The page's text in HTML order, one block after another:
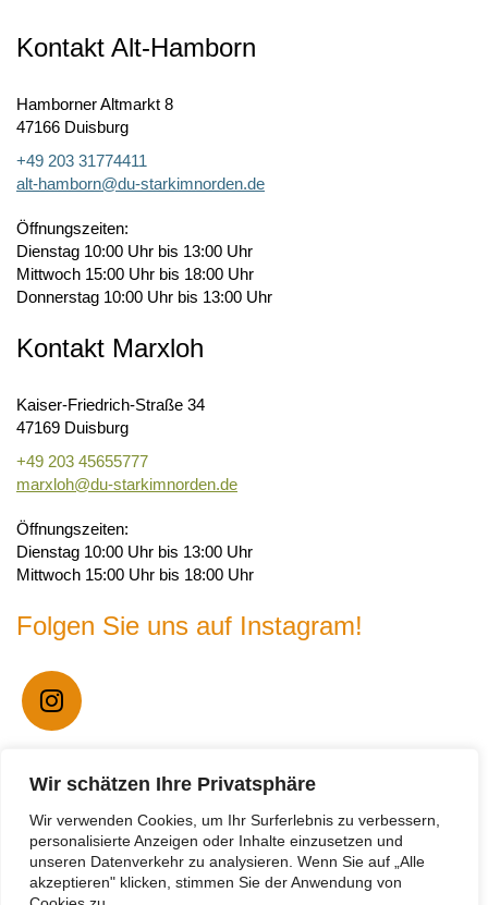
Wir schätzen Ihre Privatsphäre
Wir verwenden Cookies, um Ihr Surferlebnis zu verbessern,
personalisierte Anzeigen oder Inhalte einzusetzen und
unseren Datenverkehr zu analysieren. Wenn Sie auf „Alle
akzeptieren" klicken, stimmen Sie der Anwendung von
Kontakt Alt-Hamborn
Hamborner Altmarkt 8
47166 Duisburg
+49 203 31774411
alt-hamborn@du-starkimnorden.de
Öffnungszeiten:
Dienstag 10:00 Uhr bis 13:00 Uhr
Mittwoch 15:00 Uhr bis 18:00 Uhr
Donnerstag 10:00 Uhr bis 13:00 Uhr
Kontakt Marxloh
Kaiser-Friedrich-Straße 34
47169 Duisburg
+49 203 45655777
marxloh@du-starkimnorden.de
Öffnungszeiten:
Dienstag 10:00 Uhr bis 13:00 Uhr
Mittwoch 15:00 Uhr bis 18:00 Uhr
Folgen Sie uns auf Instagram!
Unser WhatsApp Kanal